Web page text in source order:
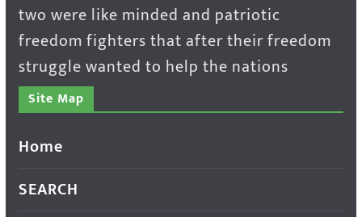
two were like minded and patriotic
freedom fighters that after their freedom
struggle wanted to help the nations
Site Map
Home
SEARCH